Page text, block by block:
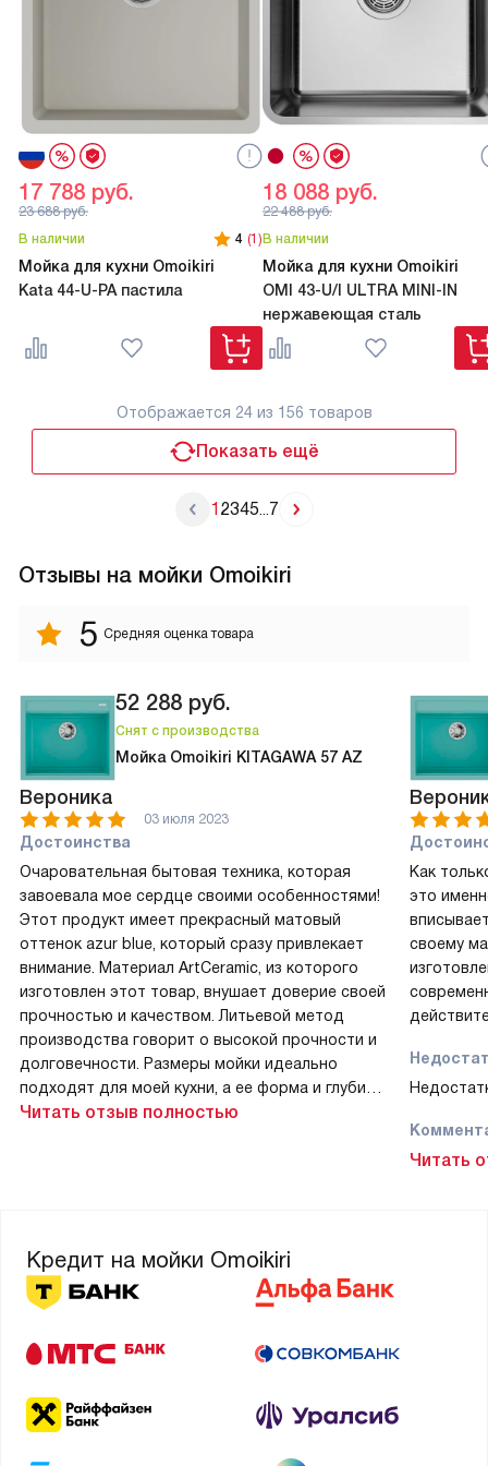
В наличии 4 (1)
Мойка для кухни Omoikiri
Kata 44-U-PA пастила
17 788 руб.
23 688руб.
В наличии
Мойка для кухни Omoikiri
OMI 43-U/I ULTRA MINI-IN
нержавеющая сталь
18 088 руб.
22 488руб.
Отображается 24из 156 товаров
Показать ещё
1 2345 7
Отзывы на мойки Omoikiri
5 Средняя оценка товара
52 288 руб.
Снят с производства
Мойка Omoikiri KITAGAWA 57 AZ
Вероника
03 июля 2023
Достоинства
Очаровательная бытовая техника, которая
завоевала мое сердце своими особенностями!
Этот продукт имеет прекрасный матовый
оттенок azur blue, который сразу привлекает
внимание. Материал ArtCeramic, из которого
изготовлен этот товар, внушает доверие своей
прочностью и качеством. Литьевой метод
производства говорит о высокой прочности и
долговечности. Размеры мойки идеально
подходят для моей кухни, а ее форма и глубина
основной чаши делают использование удобным
Комментарий
Влюбилась в этот продукт с первого взгляда!
Он прекрасно подошел к интерьеру моей кухни,
оттенок azur blue просто завораживает, а
прочность и долговечность. Это важно для
меня, ведь я хочу, чтобы моя техника служила
Читать отзыв полностью
Как
это
своему
Эта
Читать
Кредит на мойки Omoikiri